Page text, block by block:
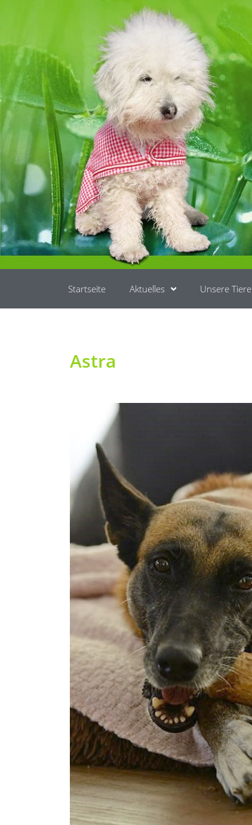
Startseite Aktuelles Unsere Tiere
Astra